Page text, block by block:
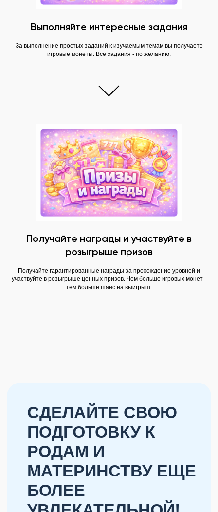
Выполняйте интересные задания
За выполнение простых заданий к изучаемым темам вы получаете
игровые монеты. Все задания - по желанию.
Получайте награды и участвуйте в
розыгрыше призов
Получайте гарантированные награды за прохождение уровней и
участвуйте в розыгрыше ценных призов. Чем больше игровых монет -
тем больше шанс на выигрыш.
Участвовать бесплатно
ПРОГРАММА: